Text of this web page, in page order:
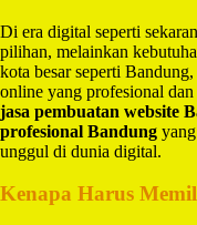
Di era digital seperti
pilihan, melainkan
kota besar seperti
online yang profesional
jasa pembuatan website
profesional Bandung
unggul di dunia digital.
Kenapa Harus